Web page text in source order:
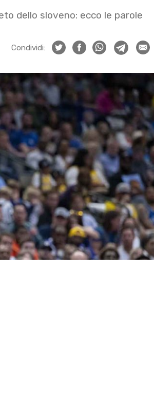
dello sloveno: ecco le parole
Condividi: